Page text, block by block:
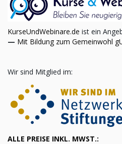
KurseUndWebinare.de ist ein
— Mit Bildung zum Gemeinwohl
Wir sind Mitglied im:
ALLE PREISE INKL. MWST.: